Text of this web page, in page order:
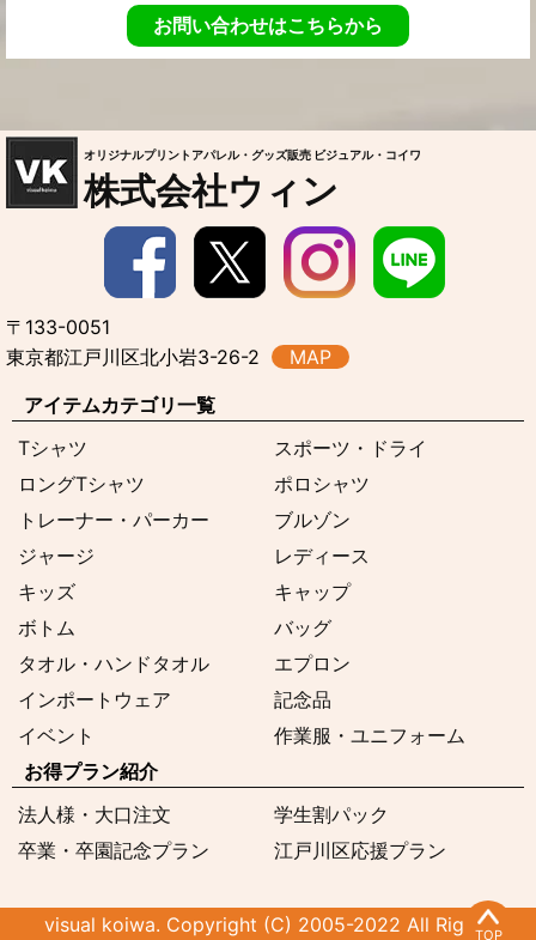
お問い合わせはこちらから
オリジナルプリントアパレル・グッズ販売 ビジュアル・コイワ
株式会社ウィン
〒133-0051
東京都江戸川区北小岩3-26-2
MAP
アイテムカテゴリ一覧
Tシャツ
スポーツ・ドライ
ロングTシャツ
ポロシャツ
トレーナー・パーカー
ブルゾン
ジャージ
レディース
キッズ
キャップ
ボトム
バッグ
タオル・ハンドタオル
エプロン
インポートウェア
記念品
イベント
作業服・ユニフォーム
お得プラン紹介
法人様・大口注文
学生割パック
卒業・卒園記念プラン
江戸川区応援プラン
visual koiwa. Copyright (C) 2005-2022 All Rights
TOP